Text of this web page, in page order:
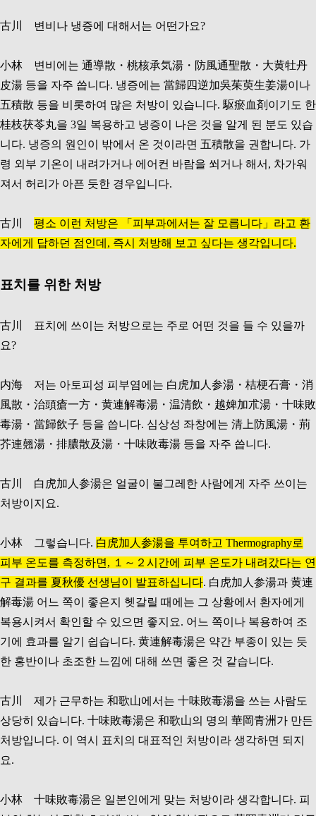
古川 변비나 냉증에 대해서는 어떤가요?
小林 변비에는 通導散・桃核承気湯・防風通聖散・大黄牡丹
皮湯 등을 자주 씁니다. 냉증에는 當歸四逆加吳茱萸生姜湯이나
五積散 등을 비롯하여 많은 처방이 있습니다. 駆瘀血剤이기도 한
桂枝茯苓丸을 3일 복용하고 냉증이 나은 것을 알게 된 분도 있습
니다. 냉증의 원인이 밖에서 온 것이라면 五積散을 권합니다. 가
령 외부 기온이 내려가거나 에어컨 바람을 쐬거나 해서, 차가워
져서 허리가 아픈 듯한 경우입니다.
古川 평소 이런 처방은 「피부과에서는 잘 모릅니다」라고 환
자에게 답하던 점인데, 즉시 처방해 보고 싶다는 생각입니다.
표치를 위한 처방
古川 표치에 쓰이는 처방으로는 주로 어떤 것을 들 수 있을까
요?
内海 저는 아토피성 피부염에는 白虎加人参湯・桔梗石膏・消
風散・治頭瘡一方・黄連解毒湯・温清飲・越婢加朮湯・十味敗
毒湯・當歸飲子 등을 씁니다. 심상성 좌창에는 清上防風湯・荊
芥連翹湯・排膿散及湯・十味敗毒湯 등을 자주 씁니다.
古川 白虎加人参湯은 얼굴이 불그레한 사람에게 자주 쓰이는
처방이지요.
小林 그렇습니다. 白虎加人参湯을 투여하고 Thermography로
피부 온도를 측정하면, １～２시간에 피부 온도가 내려갔다는 연
구 결과를 夏秋優 선생님이 발표하십니다. 白虎加人参湯과 黄連
解毒湯 어느 쪽이 좋은지 헷갈릴 때에는 그 상황에서 환자에게
복용시켜서 확인할 수 있으면 좋지요. 어느 쪽이나 복용하여 조
기에 효과를 알기 쉽습니다. 黄連解毒湯은 약간 부종이 있는 듯
한 홍반이나 초조한 느낌에 대해 쓰면 좋은 것 같습니다.
古川 제가 근무하는 和歌山에서는 十味敗毒湯을 쓰는 사람도
상당히 있습니다. 十味敗毒湯은 和歌山의 명의 華岡青洲가 만든
처방입니다. 이 역시 표치의 대표적인 처방이라 생각하면 되지
요.
小林 十味敗毒湯은 일본인에게 맞는 처방이라 생각합니다. 피